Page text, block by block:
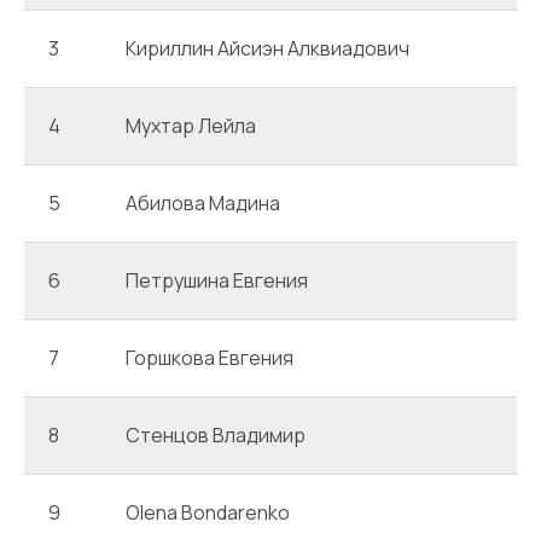
3 Кириллин Айсиэн Алквиадович
4 Мухтар Лейла
5 Абилова Мадина
6 Петрушина Евгения
7 Горшкова Евгения
8 Стенцов Владимир
9 Olena Bondarenko